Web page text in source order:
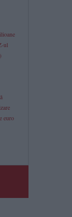
ul
euro